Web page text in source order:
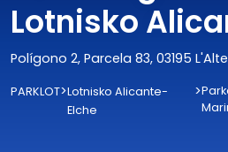
Lotnisko
Polígono 2, Parcela 83, 03195
PARKLOT>Lotnisko Alicante-
Elche
>